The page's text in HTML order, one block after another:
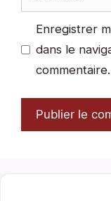
web
Enregistrer
dans le
commentaire.